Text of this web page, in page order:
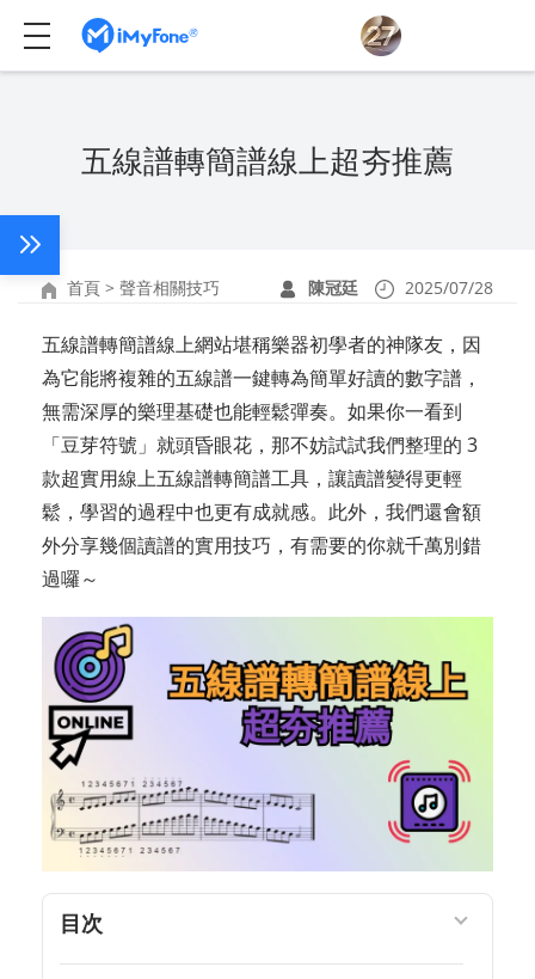
五線譜轉簡譜線上超夯推薦
首頁 > 聲音相關技巧 陳冠廷 2025/07/28
五線譜轉簡譜線上網站堪稱樂器初學者的神隊友，因
為它能將複雜的五線譜一鍵轉為簡單好讀的數字譜，
無需深厚的樂理基礎也能輕鬆彈奏。如果你一看到
「豆芽符號」就頭昏眼花，那不妨試試我們整理的 3
款超實用線上五線譜轉簡譜工具，讓讀譜變得更輕
鬆，學習的過程中也更有成就感。此外，我們還會額
外分享幾個讀譜的實用技巧，有需要的你就千萬別錯
過囉～
目次